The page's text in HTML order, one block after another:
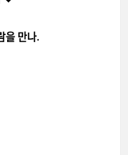
만나.